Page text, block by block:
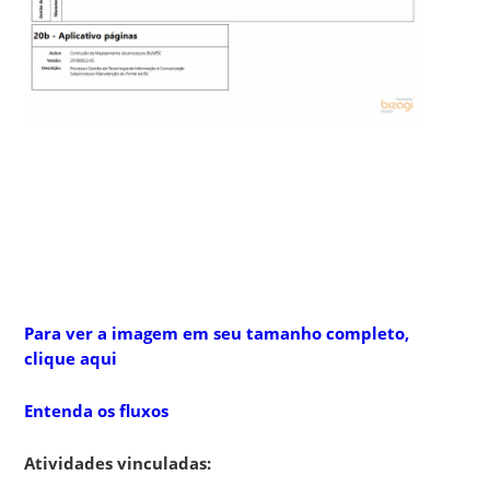
Para ver a imagem em seu tamanho completo,
clique aqui
Entenda os fluxos
Atividades vinculadas: